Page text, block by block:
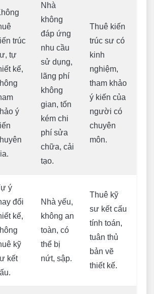
trúc
tự
kế,
ý
Nhà
không
đáp ứng
nhu cầu
sử dụng,
lãng phí
không
gian, tốn
kém chi
phí sửa
chữa, cải
tạo.
Thuê kiến
trúc sư có
kinh
nghiệm,
tham khảo
ý kiến của
người có
chuyên
môn.
ý
đổi
kế,
kỹ
kết
Nhà yếu,
không an
toàn, có
thể bị
nứt, sập.
Thuê kỹ
sư kết cấu
tính toán,
tuân thủ
bản vẽ
thiết kế.